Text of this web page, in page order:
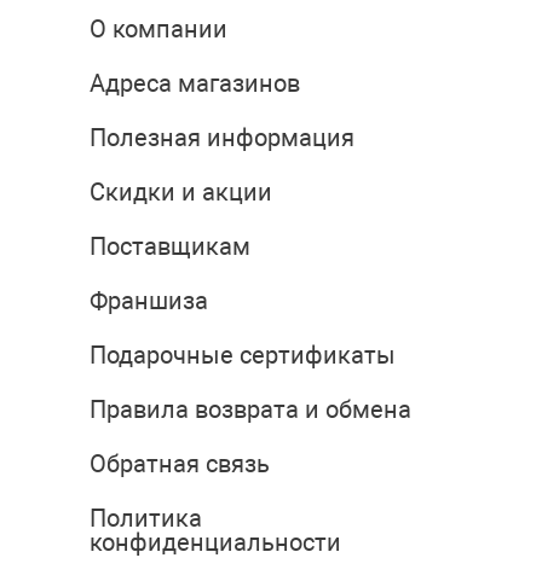
О компании
Адреса магазинов
Полезная информация
Скидки и акции
Поставщикам
Франшиза
Подарочные сертификаты
Правила возврата и обмена
Обратная связь
Политика
конфиденциальности